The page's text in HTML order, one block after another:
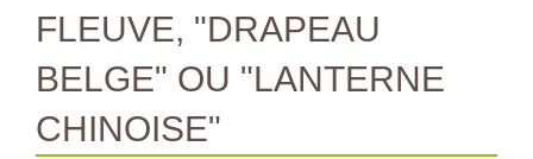
FLEUVE, "DRAPEAU
BELGE" OU "LANTERNE
CHINOISE"